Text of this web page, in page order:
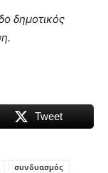
δημοτικός
Tweet
συνδυασμός